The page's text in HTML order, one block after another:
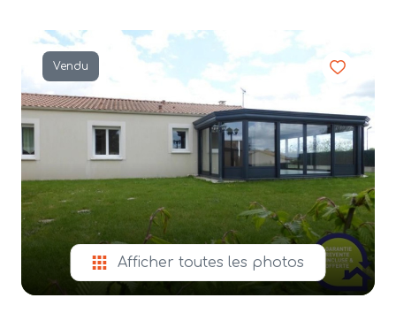
estimation
alerte
e-
mail
contact
Vendu
Afficher toutes les photos